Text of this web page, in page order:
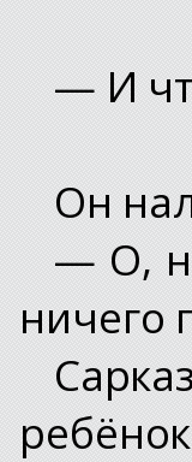
— И
Он
— О,
ничего